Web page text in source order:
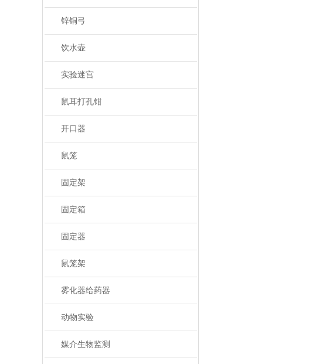
锌铜弓
饮水壶
实验迷宫
鼠耳打孔钳
开口器
鼠笼
固定架
固定箱
固定器
鼠笼架
雾化器给药器
动物实验
媒介生物监测